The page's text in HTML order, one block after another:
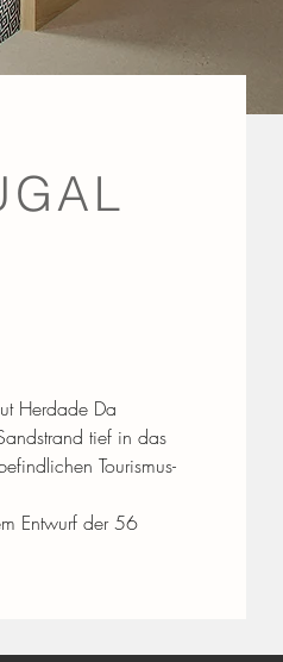
Herdade Da
tief in das
Tourismus-
Entwurf der 56